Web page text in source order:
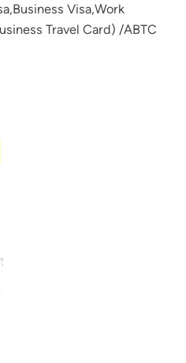
Visa,Work
Travel Card) /ABTC